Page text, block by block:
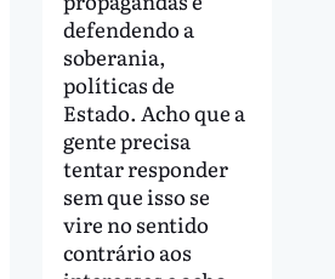
defendendo a
soberania,
políticas de
Estado. Acho que a
gente precisa
tentar responder
sem que isso se
vire no sentido
contrário aos